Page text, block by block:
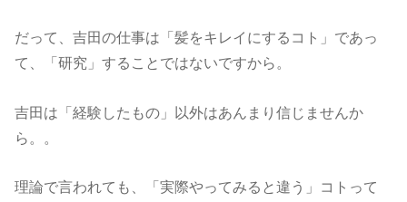
だって、吉田の仕事は「髪をキレイにするコト」であっ
て、「研究」することではないですから。
吉田は「経験したもの」以外はあんまり信じませんか
ら。。
理論で言われても、「実際やってみると違う」コトって